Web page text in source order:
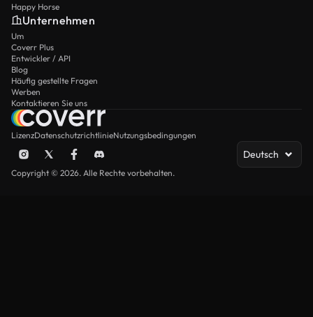
Happy Horse
Unternehmen
Um
Coverr Plus
Entwickler / API
Blog
Häufig gestellte Fragen
Werben
Kontaktieren Sie uns
LizenzDatenschutzrichtlinieNutzungsbedingungen
Deutsch
Copyright © 2026. Alle Rechte vorbehalten.